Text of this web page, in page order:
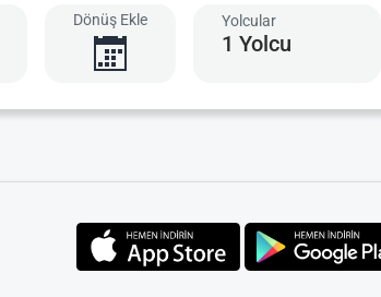
Dönüş Ekle Yolcular
1 Yolcu